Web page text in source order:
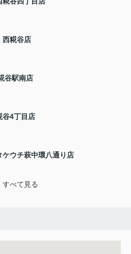
糀谷店
谷駅南店
谷4丁目店
ケウチ萩中環八通り店
すべて見る